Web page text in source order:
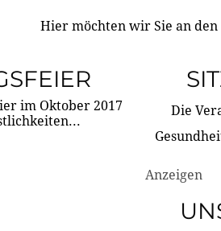
Hier möchten wir Sie an
im Oktober 2017
Die
Anzeigen